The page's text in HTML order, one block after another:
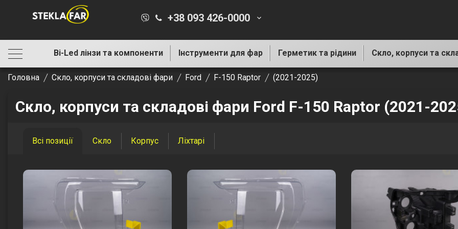
+38 093 426-0000 keyboard_arrow_down
Bi-Led лінзи та компоненти Інструменти для фар Герметик та рідини Скло, корпуси та
Головна Скло, корпуси та складові фари Ford F-150 Raptor (2021-2025)
Скло, корпуси та складові фари Ford F-150 Raptor (2021-
Всі позиції Скло Корпус Ліхтарі